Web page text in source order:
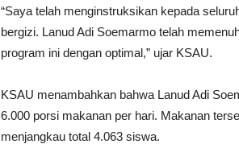
“Saya telah menginstruksikan kepada
bergizi. Lanud Adi Soemarmo telah
program ini dengan optimal,” ujar KSAU.
KSAU menambahkan bahwa Lanud Adi
6.000 porsi makanan per hari. Makanan
menjangkau total 4.063 siswa.